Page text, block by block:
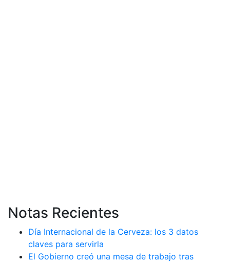
Notas Recientes
Día Internacional de la Cerveza: los 3 datos
claves para servirla
El Gobierno creó una mesa de trabajo tras